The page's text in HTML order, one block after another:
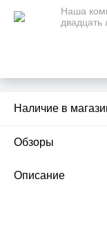
Наша
двадцать
Наличие в
Обзоры
Описание